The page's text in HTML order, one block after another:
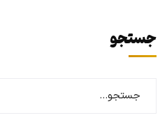
جستجو